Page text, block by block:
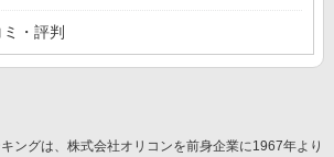
・評判
ングは、株式会社オリコンを前身企業に1967年より